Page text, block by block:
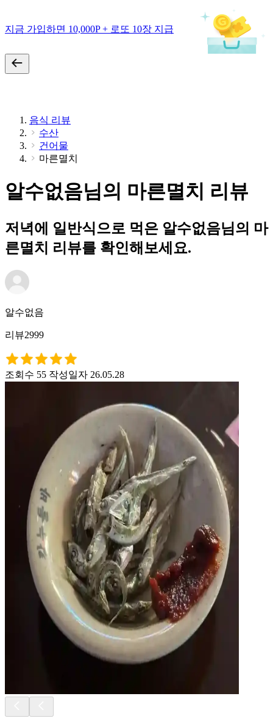
지금 가입하면 10,000P + 로또 10장 지급
음식 리뷰
수산
건어물
마른멸치
알수없음님의 마른멸치 리뷰
저녁에 일반식으로 먹은 알수없음님의 마
른멸치 리뷰를 확인해보세요.
알수없음
리뷰2999
조회수 55 작성일자 26.05.28